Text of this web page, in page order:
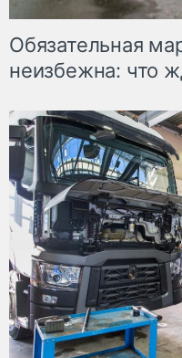
Обязательная
неизбежна: что